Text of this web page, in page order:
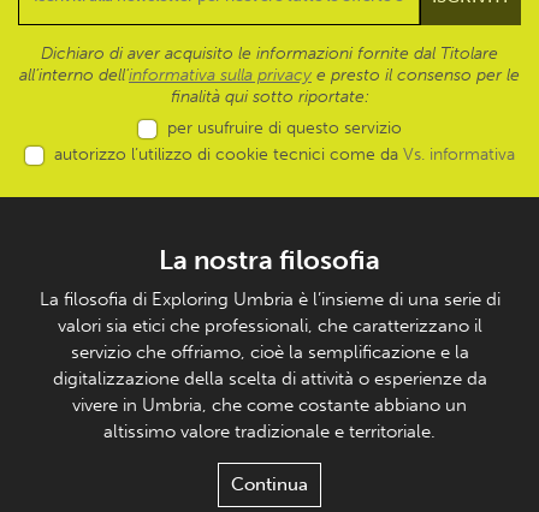
Dichiaro di aver acquisito le informazioni fornite dal Titolare
all’interno dell'informativa sulla privacy e presto il consenso per le
finalità qui sotto riportate:
per usufruire di questo servizio
autorizzo l’utilizzo di cookie tecnici come da Vs. informativa
La nostra filosofia
La filosofia di Exploring Umbria è l’insieme di una serie di
valori sia etici che professionali, che caratterizzano il
servizio che offriamo, cioè la semplificazione e la
digitalizzazione della scelta di attività o esperienze da
vivere in Umbria, che come costante abbiano un
altissimo valore tradizionale e territoriale.
Continua